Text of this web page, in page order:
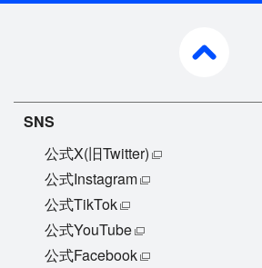
SNS
公式X(旧Twitter)
公式Instagram
公式TikTok
公式YouTube
公式Facebook